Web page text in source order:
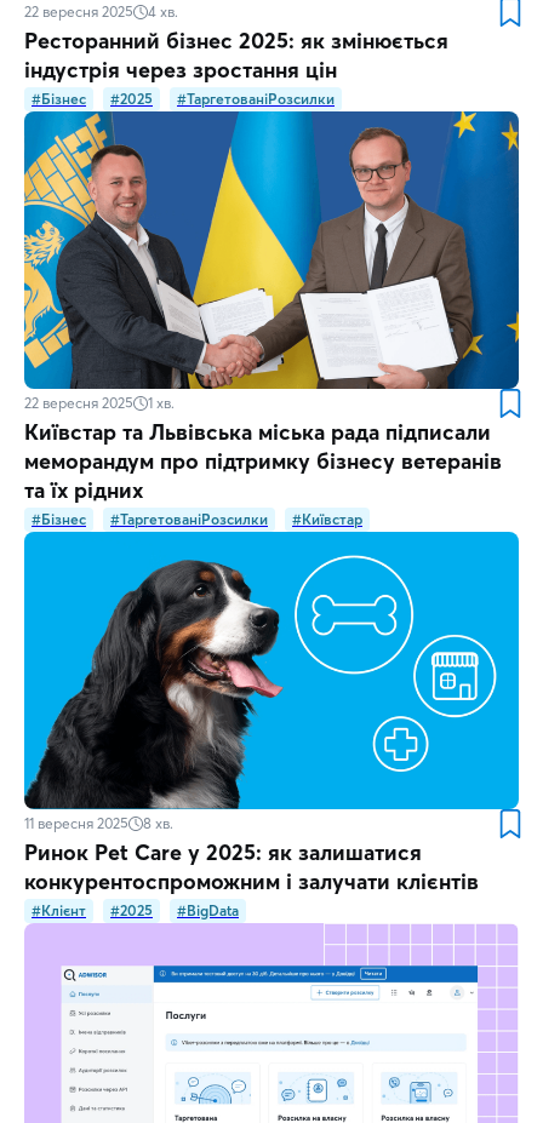
22 вересня 2025 4 хв.
Ресторанний бізнес 2025: як змінюється
індустрія через зростання цін
#Бізнес #2025 #ТаргетованіРозсилки
22 вересня 2025 1 хв.
Київстар та Львівська міська рада підписали
меморандум про підтримку бізнесу ветеранів
та їх рідних
#Бізнес #ТаргетованіРозсилки #Київстар
11 вересня 2025 8 хв.
Ринок Pet Care у 2025: як залишатися
конкурентоспроможним і залучати клієнтів
#Клієнт #2025 #BigData